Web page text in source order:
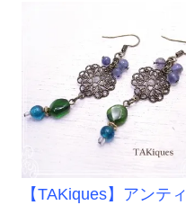
【TAKiques】アンティ